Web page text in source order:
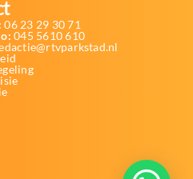
06 23 29 30 71
045 5610 610